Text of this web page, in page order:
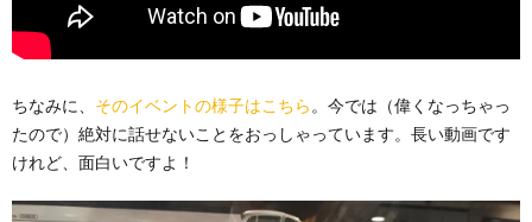
ちなみに、 そのイベントの様子はこちら 。今では（偉くなっちゃっ
たので）絶対に話せないことをおっしゃっています。長い動画です
けれど、面白いですよ！